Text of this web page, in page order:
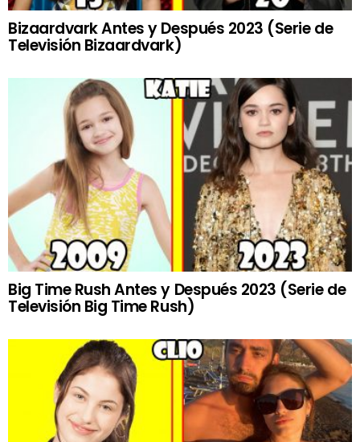
Bizaardvark Antes y Después 2023 (Serie de
Televisión Bizaardvark)
Big Time Rush Antes y Después 2023 (Serie de
Televisión Big Time Rush)